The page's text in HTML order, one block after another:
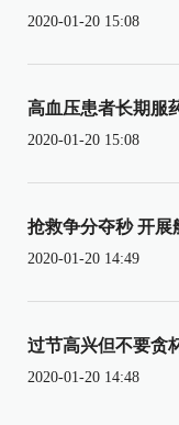
2020-01-20 15:08
高血压患者长期服
2020-01-20 15:08
抢救争分夺秒 开展
2020-01-20 14:49
过节高兴但不要贪
2020-01-20 14:48